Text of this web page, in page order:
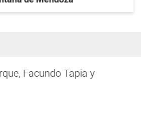
Facundo Tapia y